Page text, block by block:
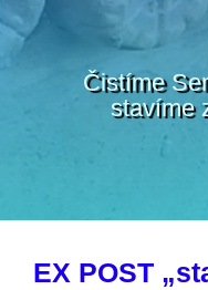
Čistíme
stavíme
EX POST